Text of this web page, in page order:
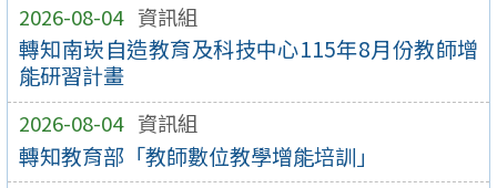
2026-08-04 資訊組
轉知南崁自造教育及科技中心115年8月份教師增
能研習計畫
2026-08-04 資訊組
轉知教育部「教師數位教學增能培訓」